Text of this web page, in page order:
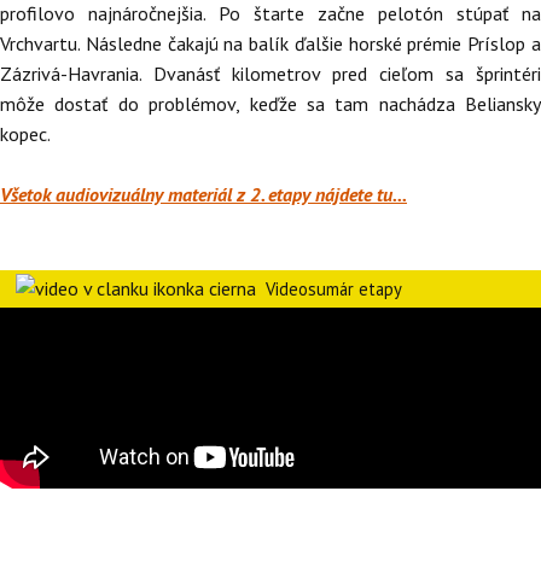
profilovo najnáročnejšia. Po štarte začne pelotón stúpať na
Vrchvartu. Následne čakajú na balík ďalšie horské prémie Príslop a
Zázrivá-Havrania. Dvanásť kilometrov pred cieľom sa šprintéri
môže dostať do problémov, keďže sa tam nachádza Beliansky
kopec.
Všetok audiovizuálny materiál z 2. etapy nájdete tu...
Videosumár etapy